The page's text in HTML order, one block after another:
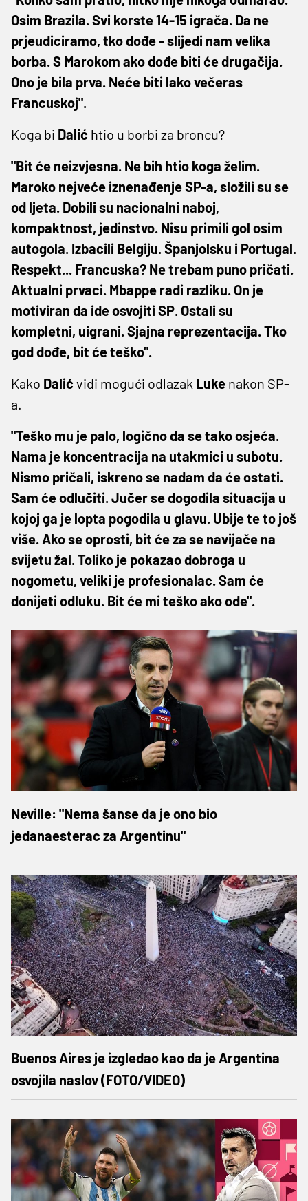
Osim Brazila. Svi korste 14-15 igrača. Da ne
prjeudiciramo, tko dođe - slijedi nam velika
borba. S Marokom ako dođe biti će drugačija.
Ono je bila prva. Neće biti lako večeras
Francuskoj".
Koga bi Dalić htio u borbi za broncu?
"Bit će neizvjesna. Ne bih htio koga želim.
Maroko nejveće iznenađenje SP-a, složili su se
od ljeta. Dobili su nacionalni naboj,
kompaktnost, jedinstvo. Nisu primili gol osim
autogola. Izbacili Belgiju. Španjolsku i Portugal.
Respekt... Francuska? Ne trebam puno pričati.
Aktualni prvaci. Mbappe radi razliku. On je
motiviran da ide osvojiti SP. Ostali su
kompletni, uigrani. Sjajna reprezentacija. Tko
god dođe, bit će teško".
Kako Dalić vidi mogući odlazak Luke nakon SP-
a.
"Teško mu je palo, logično da se tako osjeća.
Nama je koncentracija na utakmici u subotu.
Nismo pričali, iskreno se nadam da će ostati.
Sam će odlučiti. Jučer se dogodila situacija u
kojoj ga je lopta pogodila u glavu. Ubije te to još
više. Ako se oprosti, bit će za se navijače na
svijetu žal. Toliko je pokazao dobroga u
nogometu, veliki je profesionalac. Sam će
donijeti odluku. Bit će mi teško ako ode".
Neville: "Nema šanse da je ono bio
jedanaesterac za Argentinu"
Buenos Aires je izgledao kao da je Argentina
osvojila naslov (FOTO/VIDEO)